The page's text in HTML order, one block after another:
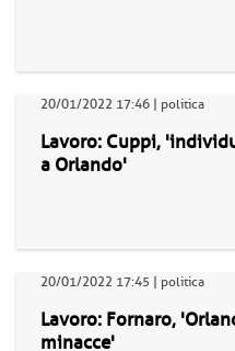
20/01/2022 17:46 | politica
Lavoro: Cuppi,
a Orlando'
20/01/2022 17:45 | politica
Lavoro: Fornaro,
minacce'